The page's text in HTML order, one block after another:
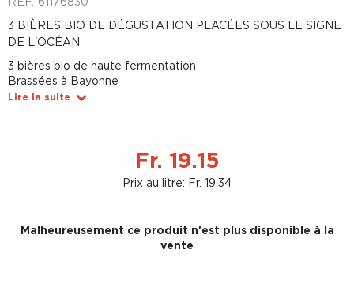
3 BIÈRES BIO DE DÉGUSTATION PLACÉES SOUS LE SIGNE
DE L'OCÉAN
3 bières bio de haute fermentation
Brassées à Bayonne
Lire la suite
Fr. 19.15
Prix au litre: Fr. 19.34
Malheureusement ce produit n'est plus disponible à la
vente